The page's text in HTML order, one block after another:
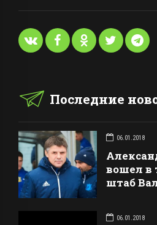
Последние
06.01.2018
вошел в
штаб
06.01.2018